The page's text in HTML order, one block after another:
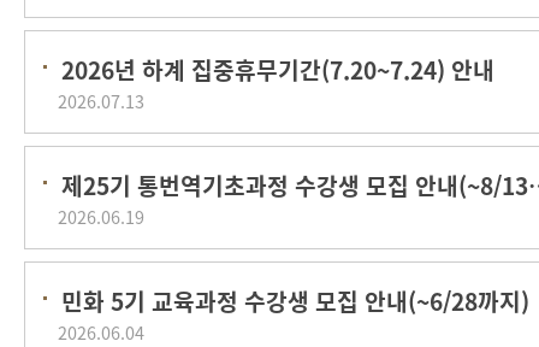
2026년 하계 집중휴무기간(7.20~7.24) 안내
2026.07.13
제25기 통번
2026.06.19
민화 5기 교육과정 수강생 모집 안내(~6/28까지)
2026.06.04